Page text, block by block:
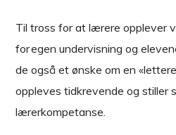
Til tross for at lærere opplever
for egen undervisning og
de også et ønske om en
oppleves tidkrevende og stiller
lærerkompetanse.